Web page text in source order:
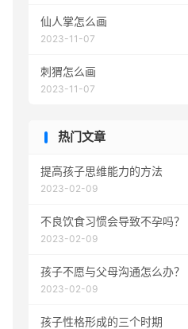
仙人掌怎么画
2023-11-07
刺猬怎么画
2023-11-07
热门文章
提高孩子思维能力的方法
2023-02-09
不良饮食习惯会导致不孕吗？
2023-02-09
孩子不愿与父母沟通怎么办？
2023-02-09
孩子性格形成的三个时期